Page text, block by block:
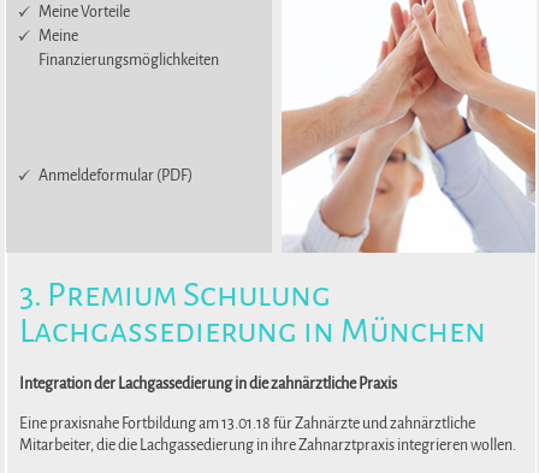
Meine Vorteile
Meine
Finanzierungsmöglichkeiten
Anmeldeformular (PDF)
3. Premium Schulung
Lachgassedierung in München
Integration der Lachgassedierung in die zahnärztliche Praxis
Eine praxisnahe Fortbildung am 13.01.18 für Zahnärzte und zahnärztliche
Mitarbeiter, die die Lachgassedierung in ihre Zahnarztpraxis integrieren wollen.